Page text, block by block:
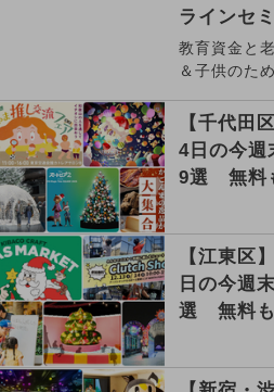
ラインセ
教育資金と
＆子供のた
【千代田
4日の今週
9選 無料
【江東区
日の今週
選 無料も